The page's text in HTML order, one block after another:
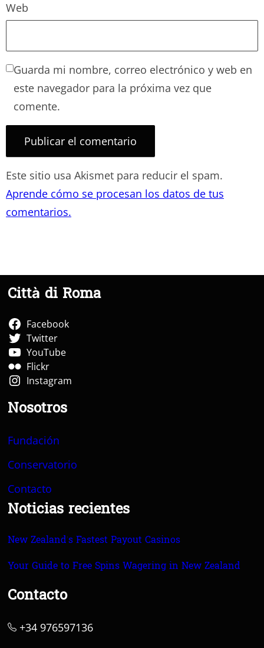
Web
Guarda mi nombre, correo electrónico y web en
este navegador para la próxima vez que
comente.
Este sitio usa Akismet para reducir el spam.
Aprende cómo se procesan los datos de tus
comentarios.
Città di Roma
Facebook
Twitter
YouTube
Flickr
Instagram
Nosotros
Fundación
Conservatorio
Contacto
Noticias recientes
New Zealand’s Fastest Payout Casinos
Your Guide to Free Spins Wagering in New Zealand
Contacto
+34 976597136